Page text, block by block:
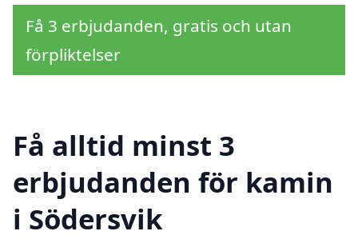
Få 3 erbjudanden, gratis och utan
förpliktelser
Få alltid minst 3
erbjudanden för kamin
i Södersvik